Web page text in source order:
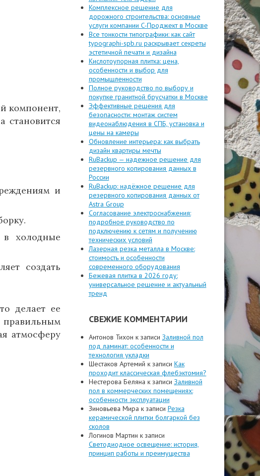
компонент,
становится
и
холодные
создать
делает ее
атмосферу
Комплексное решение для
дорожного строительства: основные
услуги компании C-Проджект в Москве
Все тонкости типографики: как сайт
typographi-spb.ru раскрывает секреты
эстетичной печати и дизайна
Кислотоупорная плитка: цена,
особенности и выбор для
промышленности
Полное руководство по выбору и
покупке гранитной брусчатки в Москве
Эффективные решения для
безопасности: монтаж систем
видеонаблюдения в СПБ, установка и
цены на камеры
Обновление интерьера: как выбрать
дизайн квартиры мечты
RuBackup — надежное решение для
резервного копирования данных в
России
RuBackup: надёжное решение для
резервного копирования данных от
Astra Group
Согласование электроснабжения:
подробное руководство по
подключению к сетям и получению
технических условий
Лазерная резка металла в Москве:
стоимость и особенности
современного оборудования
Бежевая плитка в 2026 году:
универсальное решение и актуальный
тренд
СВЕЖИЕ КОММЕНТАРИИ
Антонов Тихон к записи Заливной пол
под ламинат: особенности и
технология укладки
Шестаков Артемий к записи Как
проходит классическая флебэктомия?
Нестерова Беляна к записи Заливной
пол в коммерческих помещениях:
особенности эксплуатации
Зиновьева Мира к записи Резка
керамической плитки болгаркой без
сколов
Логинов Мартин к записи
Светодиодное освещение: история,
принцип работы и преимущества